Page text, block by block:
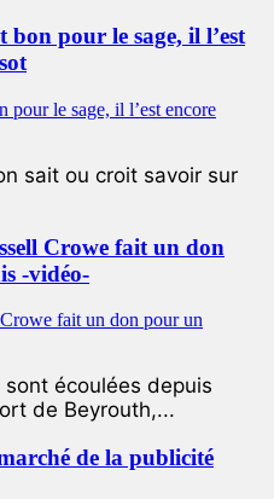
bon pour le sage, il l’est
sait ou croit savoir sur
Crowe fait un don
-vidéo-
écoulées depuis
de Beyrouth,...
de la publicité